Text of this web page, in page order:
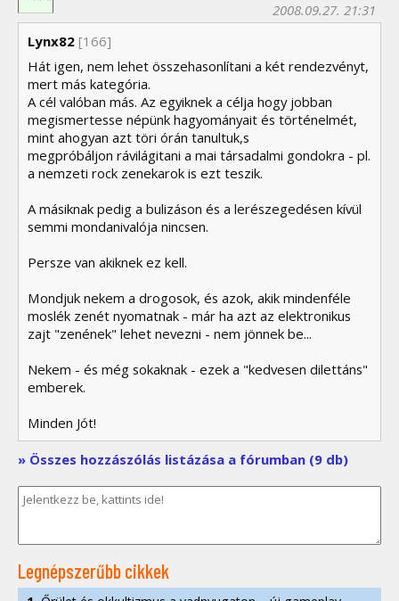
Lynx82
2008.09.27. 21:31
[166]
Hát igen, nem lehet összehasonlítani a két rendezvényt,
mert más kategória.
A cél valóban más. Az egyiknek a célja hogy jobban
megismertesse népünk hagyományait és történelmét,
mint ahogyan azt töri órán tanultuk,s
megpróbáljon rávilágitani a mai társadalmi gondokra - pl.
a nemzeti rock zenekarok is ezt teszik.
A másiknak pedig a bulizáson és a lerészegedésen kívül
semmi mondanivalója nincsen.
Persze van akiknek ez kell.
Mondjuk nekem a drogosok, és azok, akik mindenféle
moslék zenét nyomatnak - már ha azt az elektronikus
zajt "zenének" lehet nevezni - nem jönnek be...
Nekem - és még sokaknak - ezek a "kedvesen dilettáns"
emberek.
Minden Jót!
» Összes hozzászólás listázása a fórumban (9 db)
Legnépszerűbb cikkek